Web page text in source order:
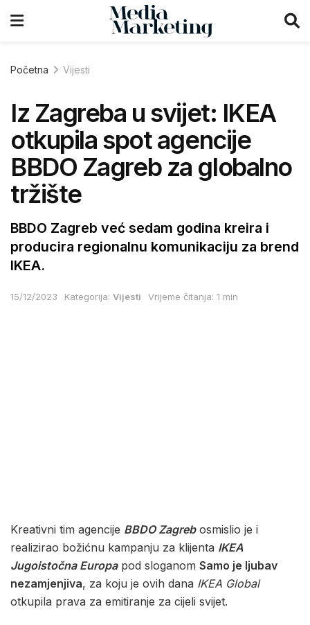
Početna Vijesti
Iz Zagreba u svijet: IKEA
otkupila spot agencije
BBDO Zagreb za globalno
tržište
BBDO Zagreb već sedam godina kreira i
producira regionalnu komunikaciju za brend
IKEA.
15/12/2023 Kategorija: Vijesti Vrijeme čitanja: 1 min
Kreativni tim agencije BBDO Zagrebosmislio je i
realizirao božićnu kampanju za klijenta IKEA
Jugoistočna Europapod sloganom Samo je ljubav
nezamjenjiva, za koju je ovih dana IKEA Global
otkupila prava za emitiranje za cijeli svijet.